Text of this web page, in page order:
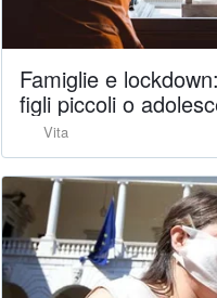
Famiglie e
figli piccoli o
Vita